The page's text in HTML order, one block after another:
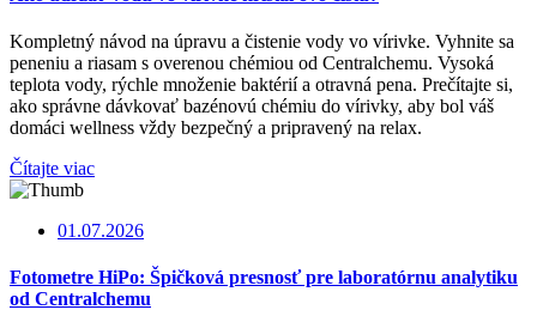
Kompletný návod na úpravu a čistenie vody vo vírivke. Vyhnite sa
peneniu a riasam s overenou chémiou od Centralchemu. Vysoká
teplota vody, rýchle množenie baktérií a otravná pena. Prečítajte si,
ako správne dávkovať bazénovú chémiu do vírivky, aby bol váš
domáci wellness vždy bezpečný a pripravený na relax.
Čítajte viac
01.07.2026
Fotometre HiPo: Špičková presnosť pre laboratórnu analytiku
od Centralchemu